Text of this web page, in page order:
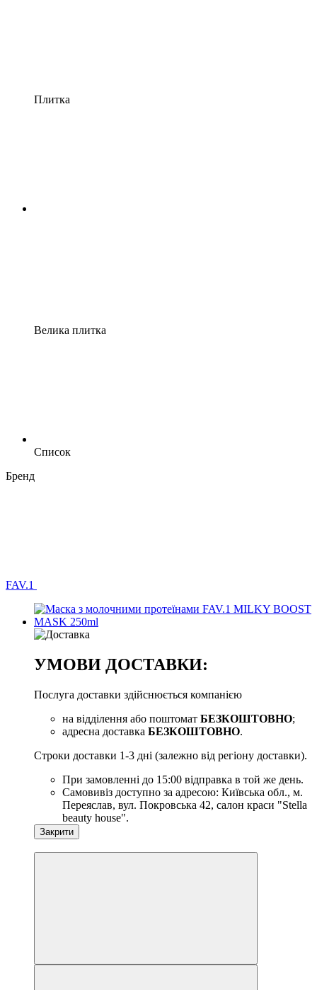
Плитка
Велика плитка
Список
Бренд
FAV.1
УМОВИ ДОСТАВКИ:
Послуга доставки здійснюється компанією
на відділення або поштомат БЕЗКОШТОВНО;
адресна доставка БЕЗКОШТОВНО.
Строки доставки 1-3 дні (залежно від регіону доставки).
При замовленні до 15:00 відправка в той же день.
Самовивіз доступно за адресою: Київська обл., м.
Переяслав, вул. Покровська 42, салон краси "Stella
beauty house".
Закрити